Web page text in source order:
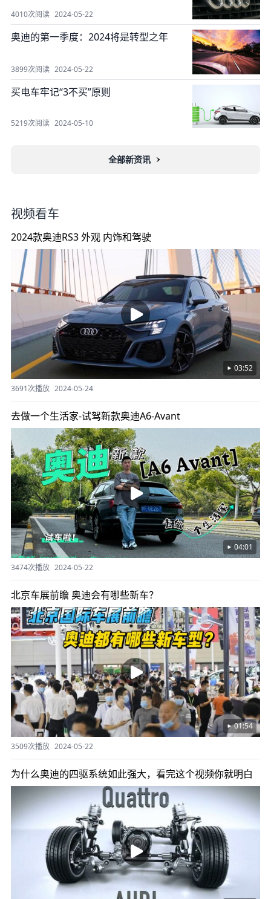
4010次阅读 2024-05-22
奥迪的第一季度：2024将是转型之年
3899次阅读 2024-05-22
买电车牢记“3不买”原则
5219次阅读 2024-05-10
全部新资讯
视频看车
03:52
2024款奥迪RS3 外观 内饰和驾驶
3691次播放 2024-05-24
04:01
去做一个生活家-试驾新款奥迪A6-Avant
3474次播放 2024-05-22
01:54
北京车展前瞻 奥迪会有哪些新车？
3509次播放 2024-05-22
为什么奥迪的四驱系统如此强大，看完这个视频你就明白